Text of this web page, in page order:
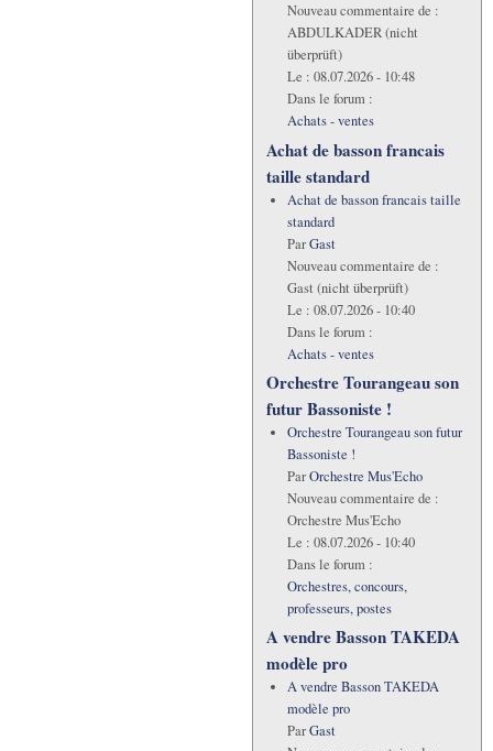
Nouveau commentaire de :
ABDULKADER (nicht
überprüft)
Le : 08.07.2026 - 10:48
Dans le forum :
Achats - ventes
Achat de basson francais
taille standard
Achat de basson francais taille
standard
ParGast
Nouveau commentaire de :
Gast (nicht überprüft)
Le : 08.07.2026 - 10:40
Dans le forum :
Achats - ventes
Orchestre Tourangeau son
futur Bassoniste !
Orchestre Tourangeau son futur
Bassoniste !
ParOrchestre Mus'Echo
Nouveau commentaire de :
Orchestre Mus'Echo
Le : 08.07.2026 - 10:40
Dans le forum :
Orchestres, concours,
professeurs, postes
A vendre Basson TAKEDA
modèle pro
A vendre Basson TAKEDA
modèle pro
ParGast